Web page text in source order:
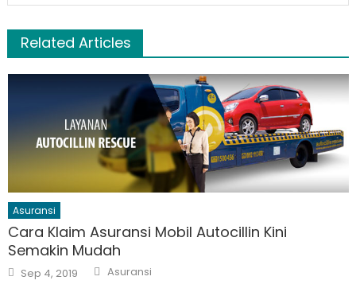
Related Articles
Asuransi
Cara Klaim Asuransi Mobil Autocillin Kini
Semakin Mudah
Posted
on
Sep 4, 2019 Author
Asuransi